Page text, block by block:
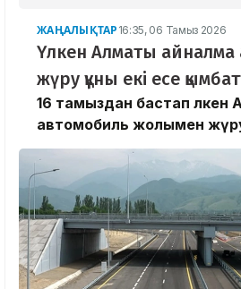
ЖАҢАЛЫҚТАР 16:35, 06 Тамыз 2026
Үлкен Алматы
жүру құны екі есе
16 тамыздан бастап
автомобиль жолымен